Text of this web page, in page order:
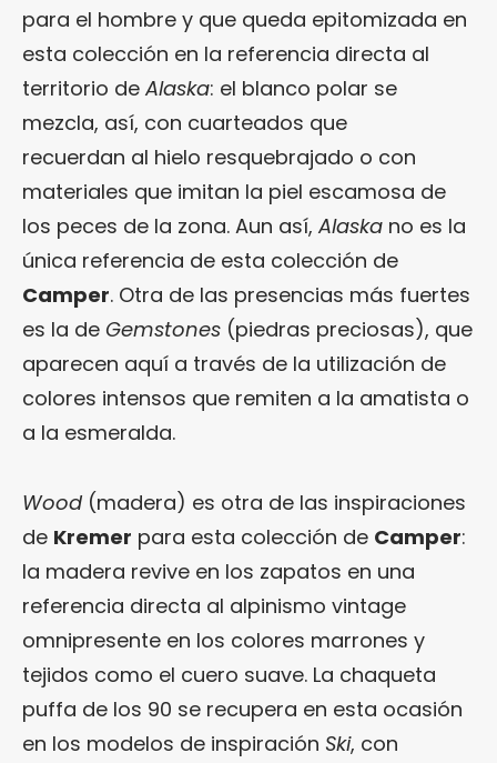
para el hombre y que queda epitomizada en
esta colección en la referencia directa al
territorio de Alaska: el blanco polar se
mezcla, así, con cuarteados que
recuerdan al hielo resquebrajado o con
materiales que imitan la piel escamosa de
los peces de la zona. Aun así, Alaska no es la
única referencia de esta colección de
Camper. Otra de las presencias más fuertes
es la de Gemstones (piedras preciosas), que
aparecen aquí a través de la utilización de
colores intensos que remiten a la amatista o
a la esmeralda.
Wood(madera) es otra de las inspiraciones
de Kremer para esta colección de Camper:
la madera revive en los zapatos en una
referencia directa al alpinismo vintage
omnipresente en los colores marrones y
tejidos como el cuero suave. La chaqueta
puffa de los 90 se recupera en esta ocasión
en los modelos de inspiración Ski, con